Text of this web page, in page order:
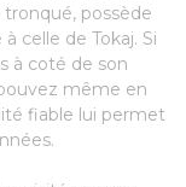
possède
celle de Tokaj. Si
à coté de son
même en
fiable lui permet